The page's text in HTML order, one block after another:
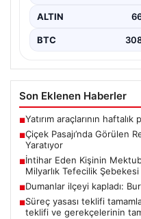
ALTIN
BTC
Son Eklenen Haberler
■Yatırım araçlarının
■Çiçek Pasajı’nda Görülen
Yaratıyor
■İntihar Eden Kişinin
Milyarlık Tefecilik
■Dumanlar ilçeyi kapladı:
■Süreç yasası teklifi
teklifi ve gerekçelerinin